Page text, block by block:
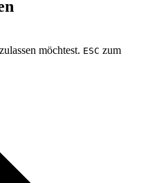
möchtest. ESC zum